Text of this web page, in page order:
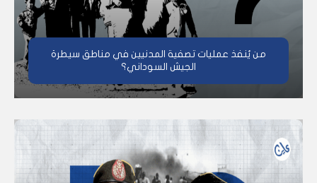
من يُنفذ عمليات تصفية المدنيين في مناطق سيطرة
الجيش السوداني؟